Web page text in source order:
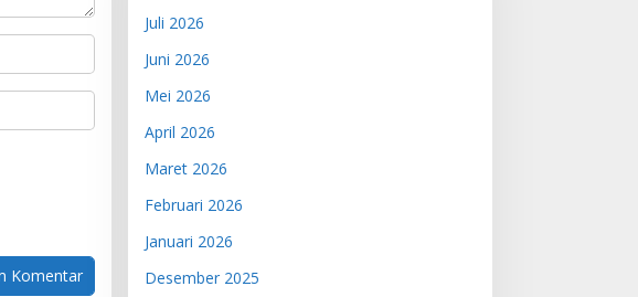
Juli 2026
Juni 2026
Mei 2026
April 2026
Maret 2026
Februari 2026
Januari 2026
Desember 2025